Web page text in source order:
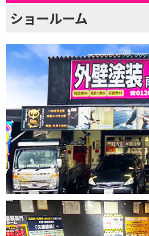
ショールーム